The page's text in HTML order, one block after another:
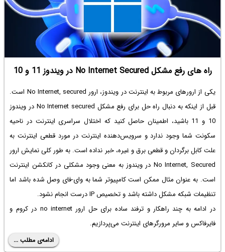
راه های رفع مشکل No Internet Secured در ویندوز 11 و 10
یکی از ارورهای مربوط به اینترنت در ویندوز، ارور No Internet, secured است.
قبل از اینکه به دنبال راه حل برای
رفع مشکل No Internet secured در ویندوز
10
و 11 باشید، اطمینان حاصل کنید که اختلال سراسری اینترنت در ناحیه
سکونت شما وجود ندارد و سرویس‌دهنده اینترنت در مورد قطعی اینترنت به
علت کابل برگردان و قطعی برق و غیره، خبر نداده است. به طور کلی نمایش ارور
No Internet, Secured در ویندوز به معنی وجود مشکلی در کانکشن اینترنت
است. به عنوان مثال ممکن است کامپیوتر شما به وای-فای وصل شده باشد اما
تنظیمات شبکه مشکل داشته باشد و تخصیص IP‌ درست انجام نشود.
در ادامه به چند راهکار و ترفند ساده برای حل ارور no internet در کروم
و
فایرفاکس و سایر مرورگرهای اینترنت می‌پردازیم.
ادامه‌ی مطلب ...